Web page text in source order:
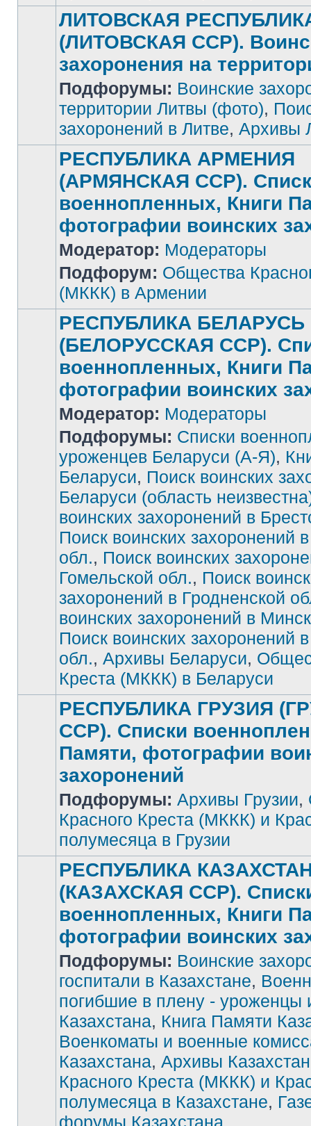
Нет
непрочитанных
ЛИТОВСКАЯ
(ЛИТОВСКАЯ ССР).
захоронения на
Подфорумы: Воинские
территории Литвы (фото),
захоронений в Литве, Архивы
непрочитанных
сообщений
РЕСПУБЛИКА АРМЕНИЯ
(АРМЯНСКАЯ ССР).
военнопленных, Книги
фотографии воинских
Модератор: Модераторы
Подфорум: Общества
(МККК) в Армении
Нет
непрочитанных
РЕСПУБЛИКА БЕЛАРУСЬ
(БЕЛОРУССКАЯ ССР).
военнопленных, Книги
фотографии воинских
Модератор: Модераторы
Подфорумы: Списки
уроженцев Беларуси (А-Я),
Беларуси, Поиск воинских
Беларуси (область
воинских захоронений в
Поиск воинских захоронений
обл., Поиск воинских
Гомельской обл., Поиск
захоронений в Гродненской
воинских захоронений в
Поиск воинских захоронений
обл., Архивы Беларуси,
Креста (МККК) в Беларуси
непрочитанных
сообщений
РЕСПУБЛИКА ГРУЗИЯ
ССР). Списки
Памяти, фотографии
захоронений
Подфорумы: Архивы Грузии,
Красного Креста (МККК) и
полумесяца в Грузии
Нет
непрочитанных
сообщений
РЕСПУБЛИКА
(КАЗАХСКАЯ ССР).
военнопленных, Книги
фотографии воинских
Подфорумы: Воинские
госпитали в Казахстане,
погибшие в плену - уроженцы
Казахстана, Книга Памяти
Военкоматы и военные
Казахстана, Архивы
Красного Креста (МККК) и
полумесяца в Казахстане,
форумы Казахстана